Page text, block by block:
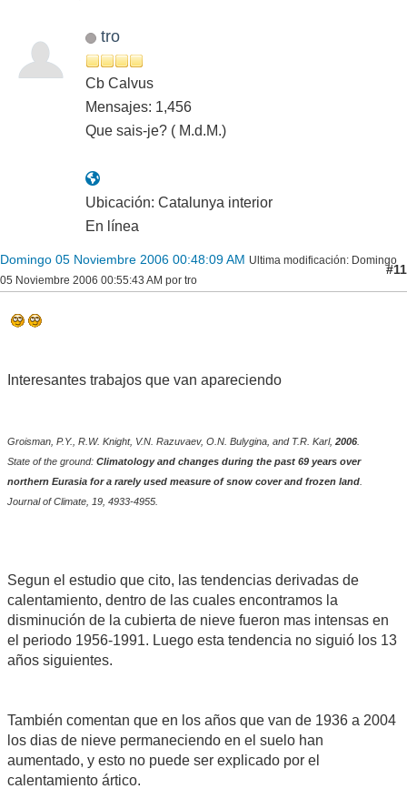
tro
Cb Calvus
Mensajes: 1,456
Que sais-je? ( M.d.M.)
Ubicación: Catalunya interior
En línea
Domingo 05 Noviembre 2006 00:48:09 AM Ultima modificación: Domingo
05 Noviembre 2006 00:55:43 AM por tro
#11
Interesantes trabajos que van apareciendo
Groisman, P.Y., R.W. Knight, V.N. Razuvaev, O.N. Bulygina, and T.R. Karl, 2006
State of the ground: Climatology and changes during the past 69 years over
northern Eurasia for a rarely used measure of snow cover and frozen land
Journal of Climate, 19, 4933-4955.
Segun el estudio que cito, las tendencias derivadas de
calentamiento, dentro de las cuales encontramos la
disminución de la cubierta de nieve fueron mas intensas en
el periodo 1956-1991. Luego esta tendencia no siguió los 13
años siguientes.
También comentan que en los años que van de 1936 a 2004
los dias de nieve permaneciendo en el suelo han
aumentado, y esto no puede ser explicado por el
calentamiento ártico.